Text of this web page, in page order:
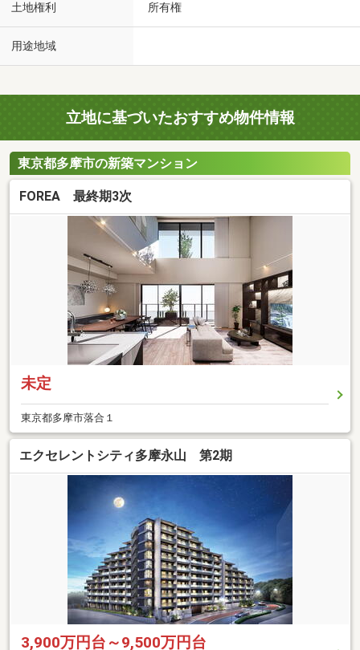
土地権利 所有権
用途地域
立地に基づいたおすすめ物件情報
東京都多摩市の新築マンション
FOREA 最終期3次
未定
東京都多摩市落合１
エクセレントシティ多摩永山 第2期
3,900万円台～9,500万円台